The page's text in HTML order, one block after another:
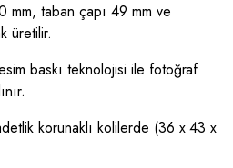
mm, taban çapı 49 mm ve
üretilir.
baskı teknolojisi ile fotoğraf
korunaklı kolilerde (36 x 43 x